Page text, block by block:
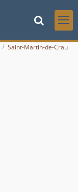
Saint-Martin-de-Crau